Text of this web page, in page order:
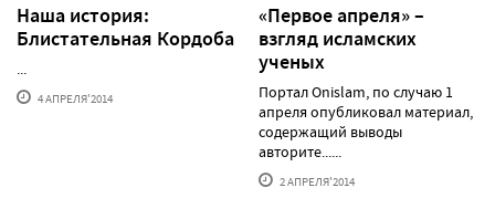
Наша история:
Блистательная Кордоба
...
4 АПРЕЛЯ'2014
«Первое апреля» –
взгляд исламских
ученых
Портал Onislam, по случаю 1
апреля опубликовал материал,
содержащий выводы
авторите......
2 АПРЕЛЯ'2014